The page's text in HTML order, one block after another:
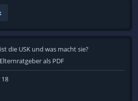
die USK und was macht sie?
als PDF
18